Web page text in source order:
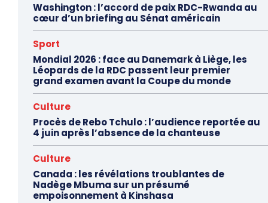
Washington : l’accord de paix RDC-Rwanda au
cœur d’un briefing au Sénat américain
Sport
Mondial 2026 : face au Danemark à Liège, les
Léopards de la RDC passent leur premier
grand examen avant la Coupe du monde
Culture
Procès de Rebo Tchulo : l’audience reportée au
4 juin après l’absence de la chanteuse
Culture
Canada : les révélations troublantes de
Nadège Mbuma sur un présumé
empoisonnement à Kinshasa